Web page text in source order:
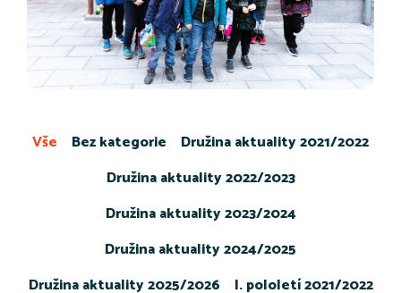
Bez kategorie
Družina aktuality 2021/2022
Družina aktuality 2022/2023
Družina aktuality 2023/2024
Družina aktuality 2024/2025
Družina aktuality 2025/2026
I. pololetí 2021/2022
Vše